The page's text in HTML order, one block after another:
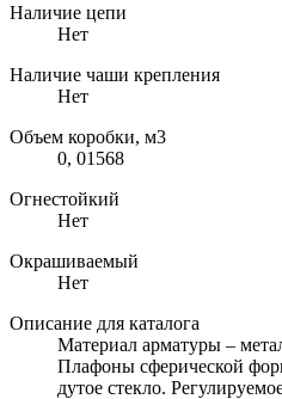
Наличие цепи
Нет
Наличие чаши крепления
Нет
Объем коробки, м3
0, 01568
Огнестойкий
Нет
Окрашиваемый
Нет
Описание для каталога
Материал арматуры –
Плафоны сферической
дутое стекло.